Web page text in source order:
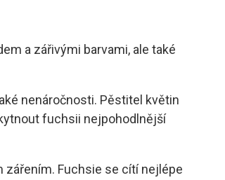
a zářivými barvami, ale také
nenáročnosti. Pěstitel květin
fuchsii nejpohodlnější
zářením. Fuchsie se cítí nejlépe